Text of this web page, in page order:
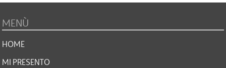
MENÙ
HOME
MI PRESENTO